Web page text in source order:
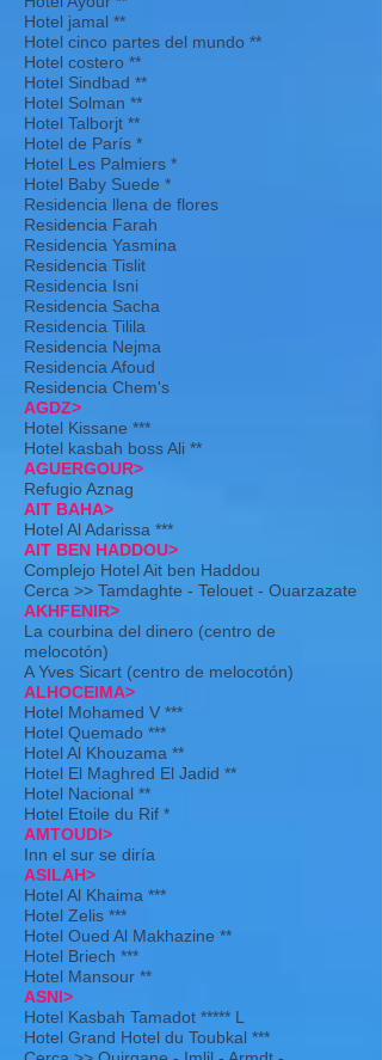
Hotel jamal **
Hotel cinco partes del mundo **
Hotel costero **
Hotel Sindbad **
Hotel Solman **
Hotel Talborjt **
Hotel de París *
Hotel Les Palmiers *
Hotel Baby Suede *
Residencia llena de flores
Residencia Farah
Residencia Yasmina
Residencia Tislit
Residencia Isni
Residencia Sacha
Residencia Tilila
Residencia Nejma
Residencia Afoud
Residencia Chem's
AGDZ>
Hotel Kissane ***
Hotel kasbah boss Ali **
AGUERGOUR>
Refugio Aznag
AIT BAHA>
Hotel Al Adarissa ***
AIT BEN HADDOU>
Complejo Hotel Ait ben Haddou
Cerca >> Tamdaghte - Telouet - Ouarzazate
AKHFENIR>
La courbina del dinero (centro de
melocotón)
A Yves Sicart (centro de melocotón)
ALHOCEIMA>
Hotel Mohamed V ***
Hotel Quemado ***
Hotel Al Khouzama **
Hotel El Maghred El Jadid **
Hotel Nacional **
Hotel Etoile du Rif *
AMTOUDI>
Inn el sur se diría
ASILAH>
Hotel Al Khaima ***
Hotel Zelis ***
Hotel Oued Al Makhazine **
Hotel Briech ***
Hotel Mansour **
ASNI>
Hotel Kasbah Tamadot ***** L
Hotel Grand Hotel du Toubkal ***